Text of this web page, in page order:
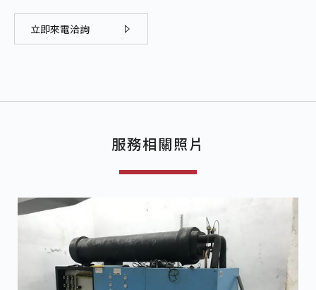
立即來電洽詢
服務相關照片